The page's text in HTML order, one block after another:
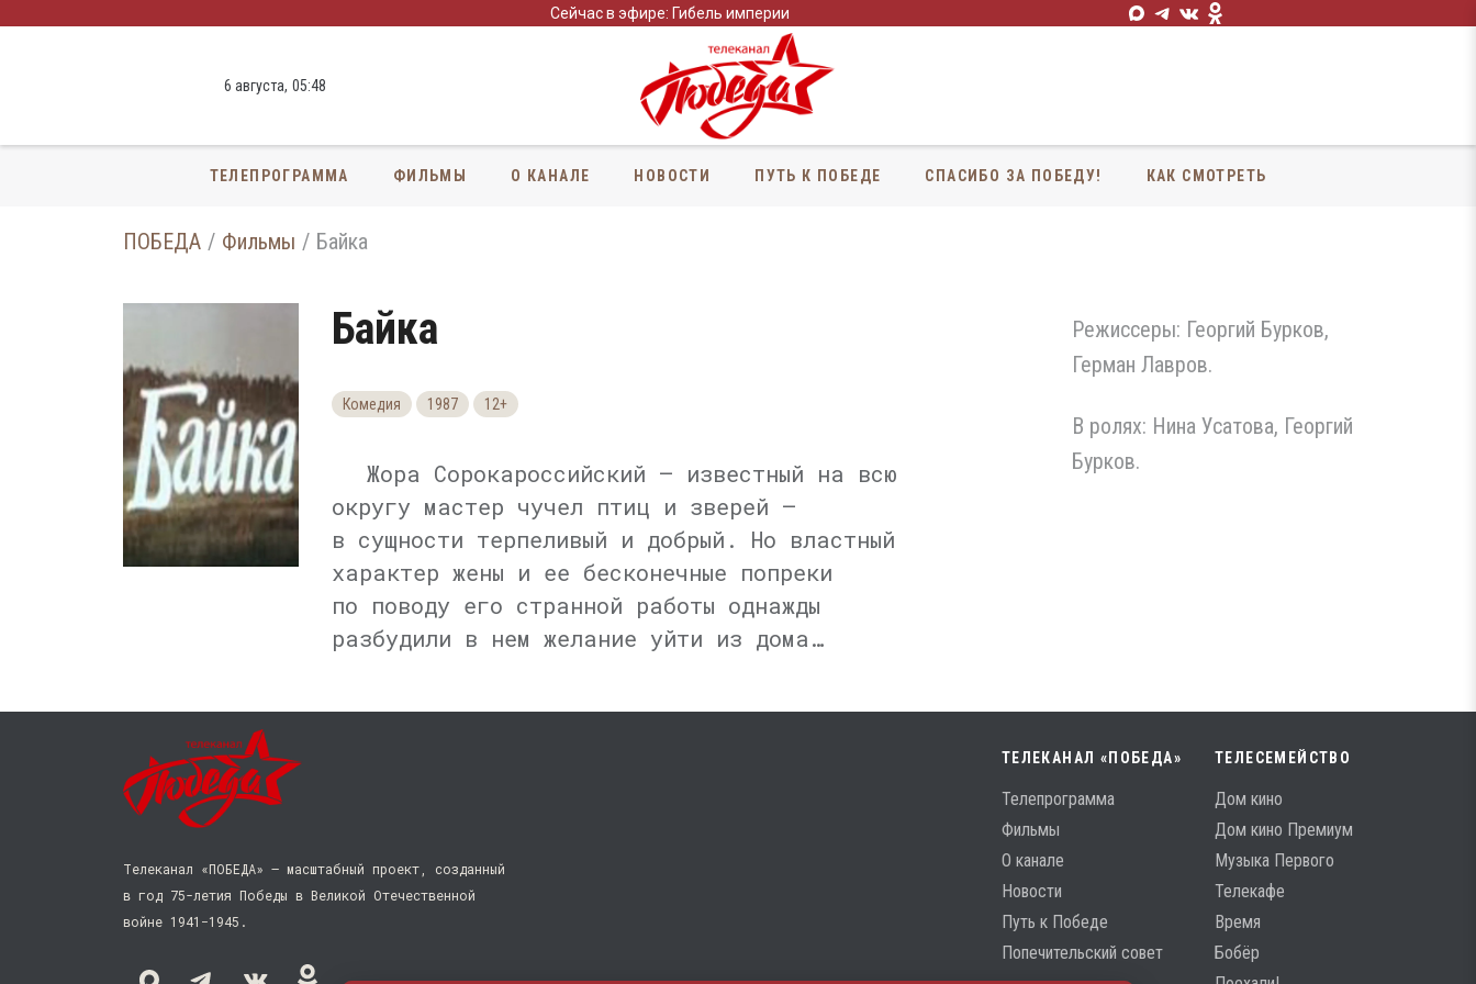
Сейчас в эфире: Гибель империи
6 августа, 05:48
ТЕЛЕПРОГРАММА ФИЛЬМЫ О КАНАЛЕ НОВОСТИ ПУТЬ К ПОБЕДЕ СПАСИБО ЗА ПОБЕДУ! КАК СМОТРЕТЬ
ПОБЕДА Фильмы Байка
Байка
Комедия 1987 12+
Жора Сорокароссийский — известный на всю
округу мастер чучел птиц и зверей —
в сущности терпеливый и добрый. Но властный
характер жены и ее бесконечные попреки
по поводу его странной работы однажды
разбудили в нем желание уйти из дома…
Режиссеры: Георгий Бурков,
Герман Лавров.
В ролях: Нина Усатова, Георгий
Бурков.
Телеканал «ПОБЕДА» — масштабный проект, созданный
в год 75-летия Победы в Великой Отечественной
войне 1941−1945.
ТЕЛЕКАНАЛ «ПОБЕДА»
Телепрограмма
Фильмы
О канале
Новости
Путь к Победе
Попечительский совет
ТЕЛЕСЕМЕЙСТВО
Дом кино
Дом кино Премиум
Музыка Первого
Телекафе
Время
Бобёр